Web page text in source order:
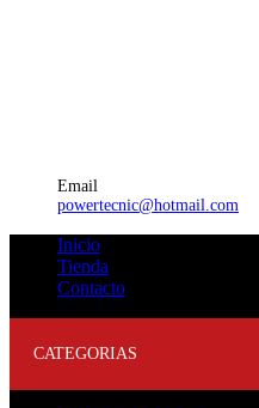
Email
powertecnic@hotmail.com
Inicio
Tienda
Contacto
CATEGORIAS